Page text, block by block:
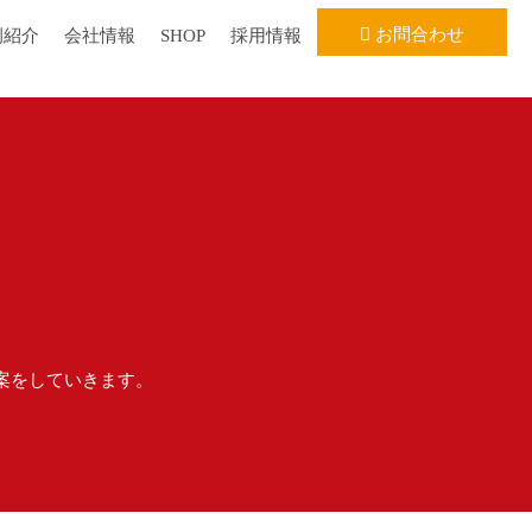
介 会社情報 SHOP 採用情報 お問合わせ
していきます。